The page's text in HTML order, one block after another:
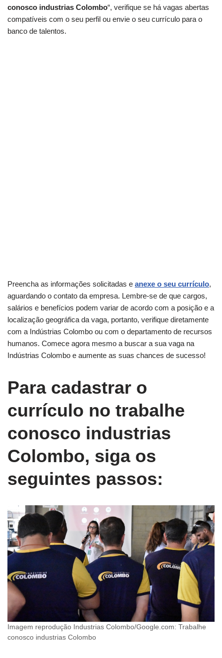
conosco industrias Colombo“, verifique se há vagas abertas
compatíveis com o seu perfil ou envie o seu currículo para o
banco de talentos.
Preencha as informações solicitadas e anexe o seu currículo,
aguardando o contato da empresa. Lembre-se de que cargos,
salários e benefícios podem variar de acordo com a posição e a
localização geográfica da vaga, portanto, verifique diretamente
com a Indústrias Colombo ou com o departamento de recursos
humanos. Comece agora mesmo a buscar a sua vaga na
Indústrias Colombo e aumente as suas chances de sucesso!
Para cadastrar o
currículo no trabalhe
conosco industrias
Colombo, siga os
seguintes passos:
Imagem reprodução Industrias Colombo/Google.com: Trabalhe
conosco industrias Colombo